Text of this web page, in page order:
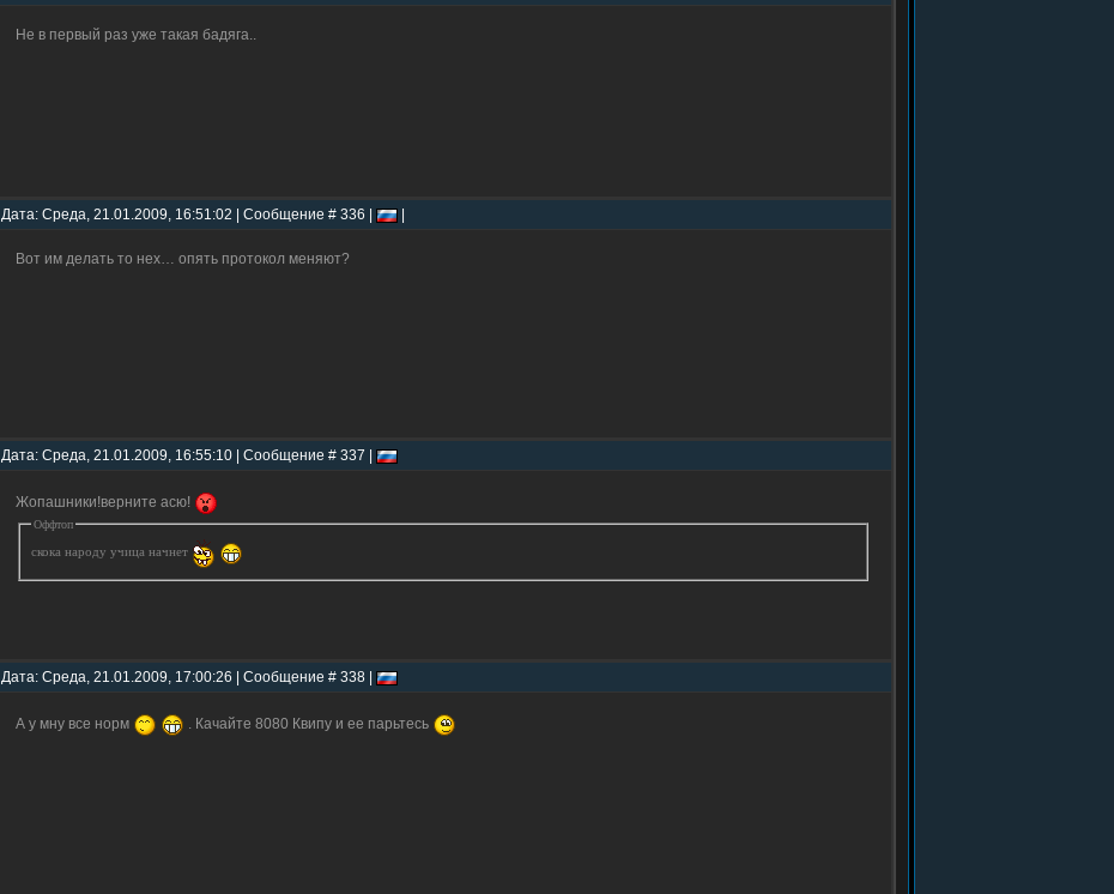
Не в первый раз уже такая бадяга..
Дата: Среда, 21.01.2009, 16:51:02 | Сообщение # 336 |
Вот им делать то нех… опять протокол меняют?
Дата: Среда, 21.01.2009, 16:55:10 | Сообщение # 337 |
Жопашники!верните асю!
Оффтоп
скока народу учица начнет
Дата: Среда, 21.01.2009, 17:00:26 | Сообщение # 338 |
А у мну все норм . Качайте 8080 Квипу и ее парьтесь